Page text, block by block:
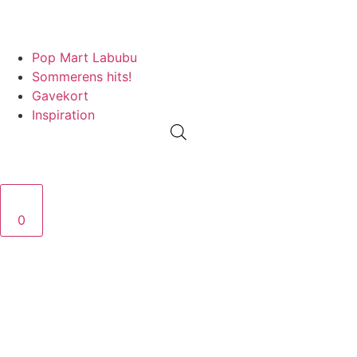
Pop Mart Labubu
Sommerens hits!
Gavekort
Inspiration
0